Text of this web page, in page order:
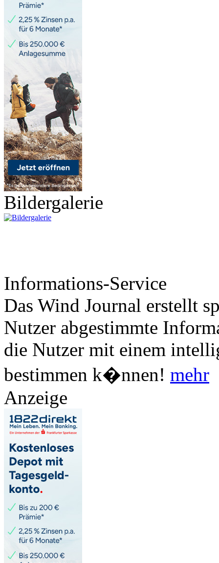
Bildergalerie
Informations-Service
Das Wind Journal erstellt
Nutzer abgestimmte
die Nutzer mit einem
bestimmen k�nnen! mehr
Anzeige